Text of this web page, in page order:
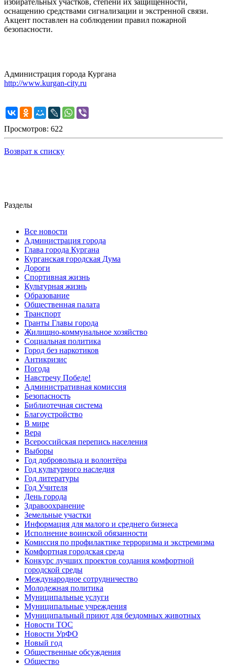
избирательных участков, степени их защищенности,
оснащению средствами сигнализации и экстренной связи.
Акцент поставлен на соблюдении правил пожарной
безопасности.
Администрация города Кургана
http://www.kurgan-city.ru
Просмотров: 622
Возврат к списку
Разделы
Все новости
Администрация города
Глава города Кургана
Курганская городская Дума
Дороги
Спортивная жизнь
Культурная жизнь
Образование
Общественная палата
Транспорт
Гранты Главы города
Жилищно-коммунальное хозяйство
Социальная политика
Город без наркотиков
Антикризис
Погода
Навстречу Победе!
Административная комиссия
Безопасность
Библиотечная система
Благоустройство
В мире
Вера
Всероссийская перепись населения
Выборы
Год добровольца и волонтёра
Год культурного наследия
Год литературы
Год Учителя
День города
Здравоохранение
Земельные участки
Информация для малого и среднего бизнеса
Исполнение воинской обязанности
Комиссия по профилактике терроризма и экстремизма
Комфортная городская среда
Конкурс лучших проектов создания комфортной
городской среды
Международное сотрудничество
Молодежная политика
Муниципальные услуги
Муниципальные учреждения
Муниципальный приют для бездомных животных
Новости ТОС
Новости УрФО
Новый год
Общественные обсуждения
Общество